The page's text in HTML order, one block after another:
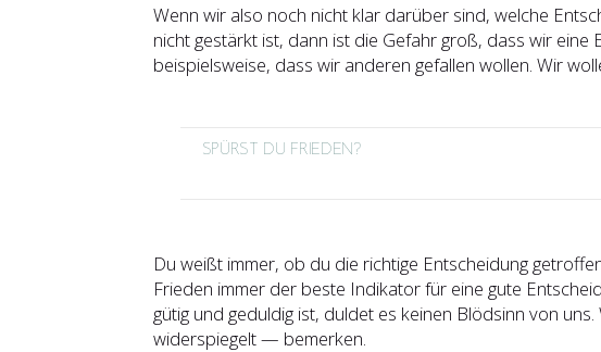
Wenn wir also noch nicht klar darüber sind, welche
nicht gestärkt ist, dann ist die Gefahr groß, dass wir
beispielsweise, dass wir anderen gefallen wollen. Wir
SPÜRST DU FRIEDEN?
Du weißt immer, ob du die richtige Entscheidung
Frieden immer der beste Indikator für eine gute
gütig und geduldig ist, duldet es keinen Blödsinn von
widerspiegelt — bemerken.